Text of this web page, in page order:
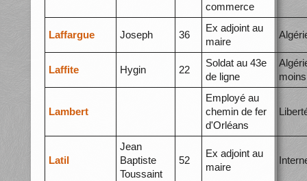
commerce
Laffargue Joseph 36
Ex adjoint au
maire
Laffite Hygin 22
Soldat au 43e
de ligne
moins
Lambert
Employé au
chemin de fer
d'Orléans
Latil
Jean
Baptiste
Toussaint
52
Ex adjoint au
maire